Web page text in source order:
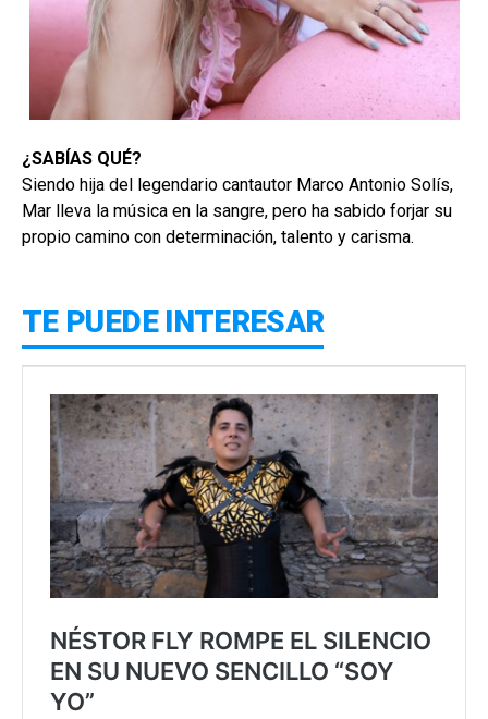
¿SABÍAS QUÉ?
Siendo hija del legendario cantautor Marco Antonio Solís,
Mar lleva la música en la sangre, pero ha sabido forjar su
propio camino con determinación, talento y carisma.
TE PUEDE INTERESAR